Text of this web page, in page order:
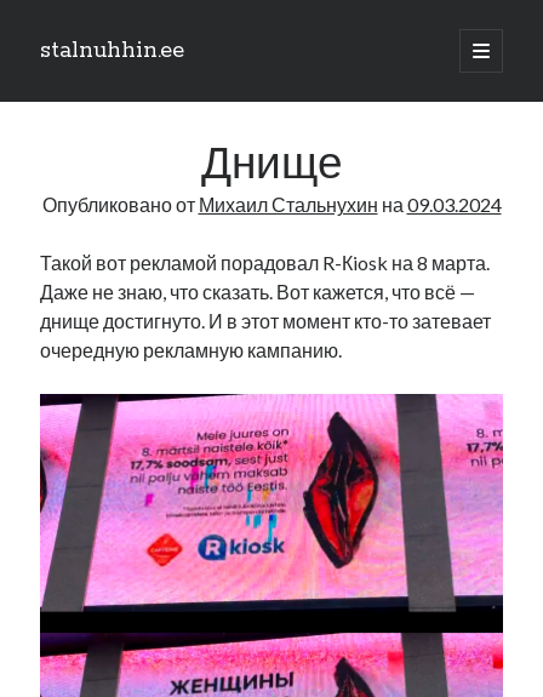
stalnuhhin.ee
отрыть
Боковая
Рубрики
В мире
Интеграция
Интервью
Личное
Нарва и северо-восток
Обзор прессы
Образование
Парламент и правительство
Фотографии
Экономика
Эстония и Россия
Юмор
Днище
Опубликовано от Михаил Стальнухин на 09.03.2024
Такой вот рекламой порадовал R-Кiosk на 8 марта.
Даже не знаю, что сказать. Вот кажется, что всё —
днище достигнуто. И в этот момент кто-то затевает
очередную рекламную кампанию.